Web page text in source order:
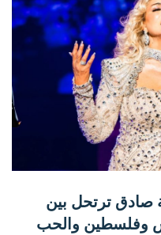
صادق ترتحل بين
وفلسطين والحب